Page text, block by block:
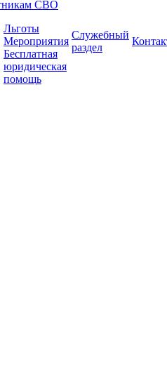
СВО
Льготы
Мероприятия
Бесплатная
юридическая
помощь
Служебный
раздел